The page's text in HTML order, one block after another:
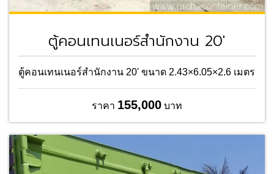
ตู้คอนเทนเนอร์สำนักงาน 20'
ตู้คอนเทนเนอร์สำนักงาน 20' ขนาด 2.43×6.05×2.6 เมตร
ราคา 155,000บาท